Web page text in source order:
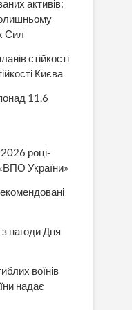
активів:
Сил
стійкості
Києва
11,6
році-
України»
нагоди Дня
воїнів
надає